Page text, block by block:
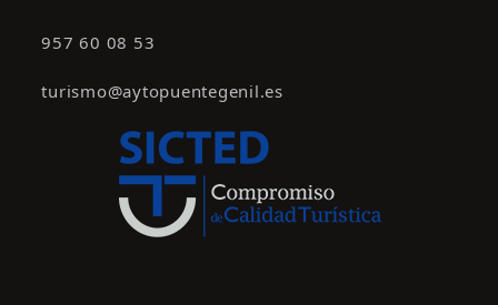
957 60 08 53
turismo@aytopuentegenil.es